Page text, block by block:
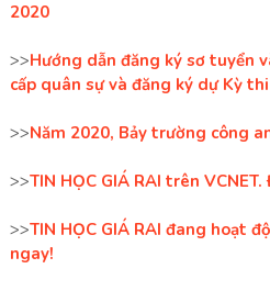
2020
>>Hướng dẫn đăng ký sơ tuyển
cấp quân sự và đăng ký dự Kỳ
>>Năm 2020, Bảy trường công
>>TIN HỌC GIÁ RAI trên
>>TIN HỌC GIÁ RAI đang hoạt
ngay!